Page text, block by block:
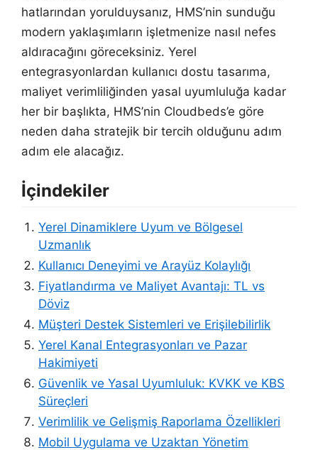
hatlarından yorulduysanız, HMS’nin sunduğu
modern yaklaşımların işletmenize nasıl nefes
aldıracağını göreceksiniz. Yerel
entegrasyonlardan kullanıcı dostu tasarıma,
maliyet verimliliğinden yasal uyumluluğa kadar
her bir başlıkta, HMS’nin Cloudbeds’e göre
neden daha stratejik bir tercih olduğunu adım
adım ele alacağız.
İçindekiler
Yerel Dinamiklere Uyum ve Bölgesel
Uzmanlık
Kullanıcı Deneyimi ve Arayüz Kolaylığı
Fiyatlandırma ve Maliyet Avantajı: TL vs
Döviz
Müşteri Destek Sistemleri ve Erişilebilirlik
Yerel Kanal Entegrasyonları ve Pazar
Hakimiyeti
Güvenlik ve Yasal Uyumluluk: KVKK ve KBS
Süreçleri
Verimlilik ve Gelişmiş Raporlama Özellikleri
Mobil Uygulama ve Uzaktan Yönetim